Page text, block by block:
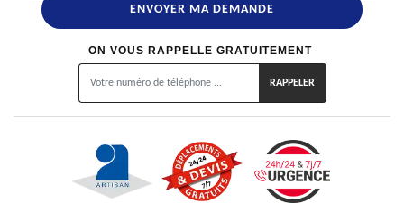
ON VOUS RAPPELLE GRATUITEMENT